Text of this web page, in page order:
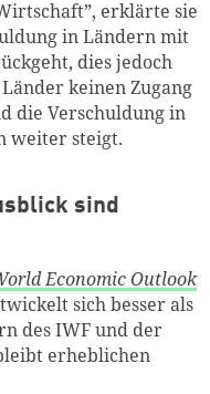
erklärte sie
in Ländern mit
dies jedoch
keinen Zugang
die Verschuldung in
weiter steigt.
sind
Economic Outlook
sich besser als
des IWF und der
erheblichen